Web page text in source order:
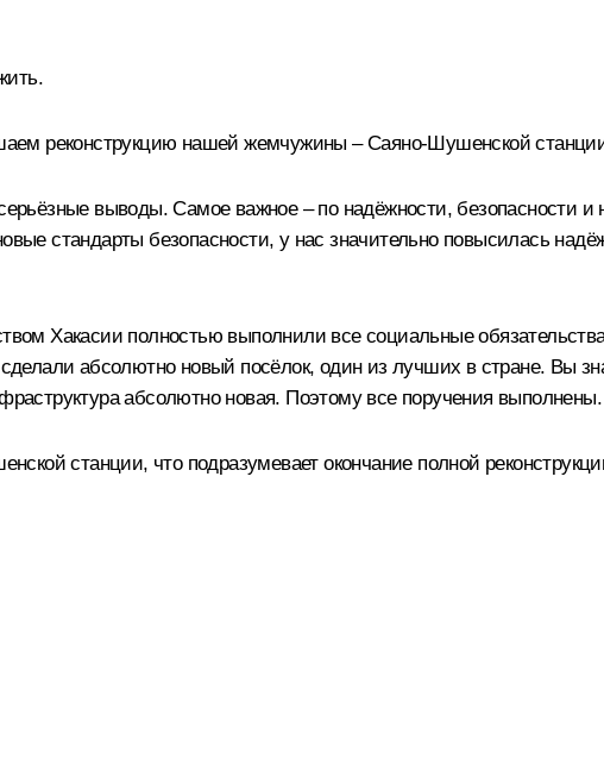
реконструкцию нашей жемчужины – Саяно-Шушенской
выводы. Самое важное – по надёжности, безопасности и
стандарты безопасности, у нас значительно повысилась
Хакасии полностью выполнили все социальные
абсолютно новый посёлок, один из лучших в стране. Вы
абсолютно новая. Поэтому все поручения
станции, что подразумевает окончание полной